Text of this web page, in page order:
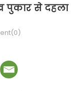
पुकार से दहला